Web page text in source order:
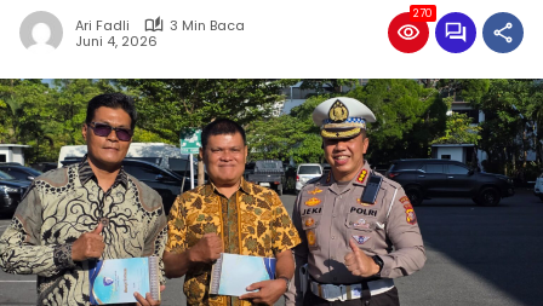
Ari Fadli
3 Min Baca
Juni 4, 2026
270